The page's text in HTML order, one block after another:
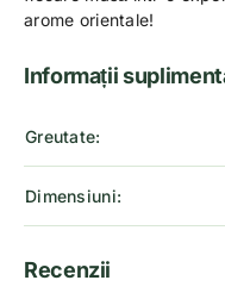
arome orientale!
Informații
Greutate
Dimensiuni
Recenzii